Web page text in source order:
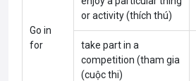
Go in
for
or activity (thích thú)
take part in a
competition (tham gia
(cuộc thi)